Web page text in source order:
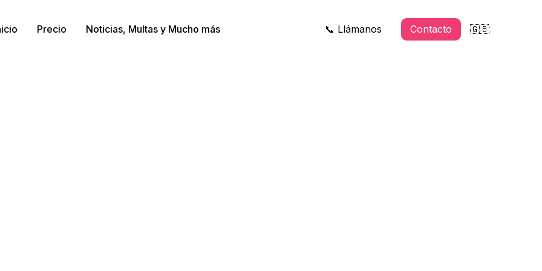
Precio Noticias, Multas y Mucho más 📞 Llámanos Contacto 🇬🇧